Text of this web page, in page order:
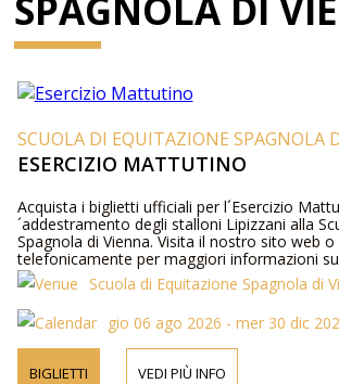
SPAGNOLA DI
SCUOLA DI EQUITAZIONE SPAGNOLA
ESERCIZIO MATTUTINO
Acquista i biglietti ufficiali per l´Esercizio
´addestramento degli stalloni Lipizzani alla
Spagnola di Vienna. Visita il nostro sito web
telefonicamente per maggiori informazioni
del programma e i prezzi dei biglietti.
Scuola di Equitazione Spagnola di
gio 06 ago 2026 - mer 30 dic
BIGLIETTI VEDI PIÙ INFO